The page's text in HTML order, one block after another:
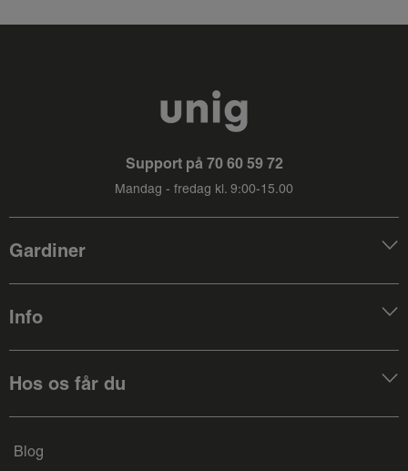
Support på 70 60 59 72
Mandag - fredag kl. 9:00-15.00
Gardiner
Info
Hos os får du
Blog